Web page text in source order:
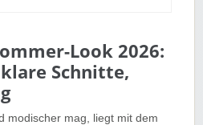
Look 2026:
Schnitte,
modischer mag, liegt mit dem